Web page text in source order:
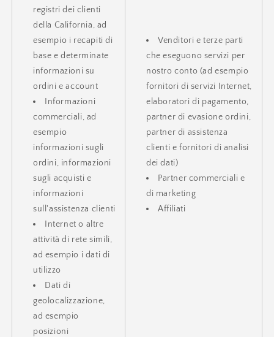
registri dei clienti
della California, ad
esempio i recapiti di
base e determinate
informazioni su
ordini e account
Informazioni
commerciali, ad
esempio
informazioni sugli
ordini, informazioni
sugli acquisti e
informazioni
sull'assistenza clienti
Internet o altre
attività di rete simili,
ad esempio i dati di
utilizzo
Dati di
geolocalizzazione,
ad esempio
posizioni
Venditori e terze parti
che eseguono servizi per
nostro conto (ad esempio
fornitori di servizi Internet,
elaboratori di pagamento,
partner di evasione ordini,
partner di assistenza
clienti e fornitori di analisi
dei dati)
Partner commerciali e
di marketing
Affiliati